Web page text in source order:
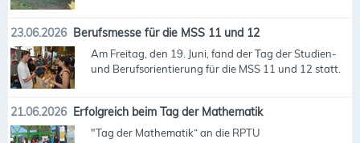
23.06.2026 Berufsmesse für die MSS 11 und 12
Am Freitag, den 19. Juni, fand der Tag der Studien-
und Berufsorientierung für die MSS 11 und 12 statt.
21.06.2026 Erfolgreich beim Tag der Mathematik
"Tag der Mathematik“ an die RPTU